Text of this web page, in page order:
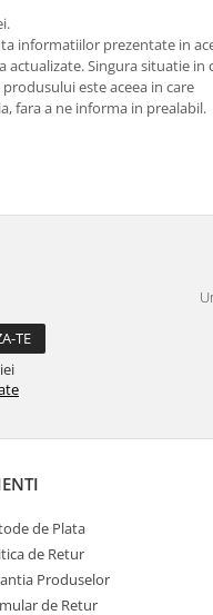
informatiilor prezentate in
Singura situatie in
este aceea in care
fara a ne informa in prealabil.
de Plata
de Retur
Produselor
de Retur